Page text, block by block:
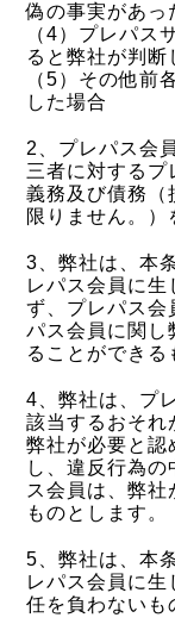
偽の事実があっ
（4）プレパス
ると弊社が判断
（5）その他前
した場合
2、プレパス会
三者に対するプ
義務及び債務（
限りません。）
3、弊社は、本
レパス会員に
ず、プレパス会
パス会員に関し
ることができる
4、弊社は、プ
該当するおそれ
弊社が必要と認
し、違反行為
ス会員は、弊社
ものとします。
5、弊社は、本
レパス会員に
任を負わないも